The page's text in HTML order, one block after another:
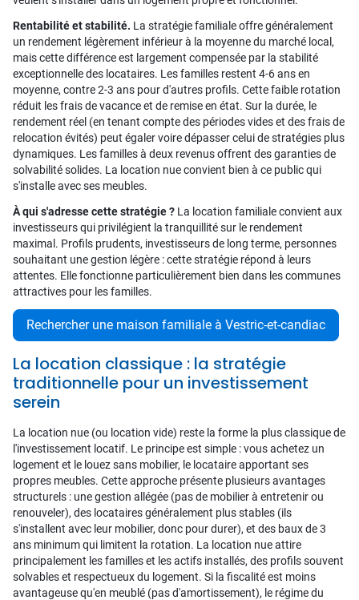
Rentabilité et stabilité. La stratégie familiale offre généralement
un rendement légèrement inférieur à la moyenne du marché local,
mais cette différence est largement compensée par la stabilité
exceptionnelle des locataires. Les familles restent 4-6 ans en
moyenne, contre 2-3 ans pour d'autres profils. Cette faible rotation
réduit les frais de vacance et de remise en état. Sur la durée, le
rendement réel (en tenant compte des périodes vides et des frais de
relocation évités) peut égaler voire dépasser celui de stratégies plus
dynamiques. Les familles à deux revenus offrent des garanties de
solvabilité solides. La location nue convient bien à ce public qui
s'installe avec ses meubles.
À qui s'adresse cette stratégie ? La location familiale convient aux
investisseurs qui privilégient la tranquillité sur le rendement
maximal. Profils prudents, investisseurs de long terme, personnes
souhaitant une gestion légère : cette stratégie répond à leurs
attentes. Elle fonctionne particulièrement bien dans les communes
attractives pour les familles.
Rechercher une maison familiale à Vestric-et-candiac
La location classique : la stratégie
traditionnelle pour un investissement
serein
La location nue (ou location vide) reste la forme la plus classique de
l'investissement locatif. Le principe est simple : vous achetez un
logement et le louez sans mobilier, le locataire apportant ses
propres meubles. Cette approche présente plusieurs avantages
structurels : une gestion allégée (pas de mobilier à entretenir ou
renouveler), des locataires généralement plus stables (ils
s'installent avec leur mobilier, donc pour durer), et des baux de 3
ans minimum qui limitent la rotation. La location nue attire
principalement les familles et les actifs installés, des profils souvent
solvables et respectueux du logement. Si la fiscalité est moins
avantageuse qu'en meublé (pas d'amortissement), le régime du